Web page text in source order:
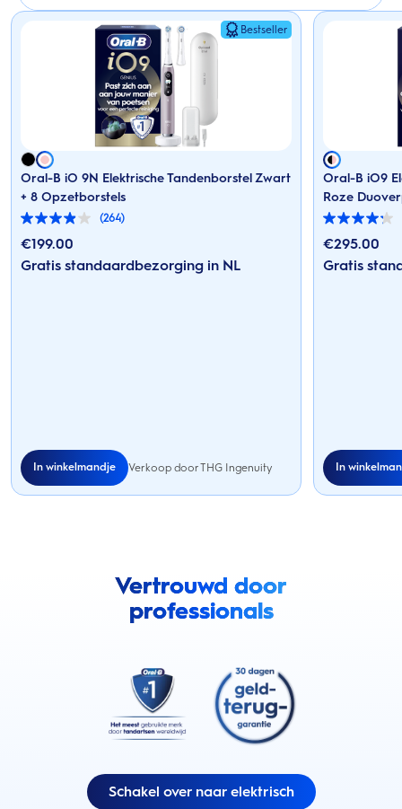
Bestseller
Oral-B iO 9N Elektrische Tandenborstel Zwart
+ 8 Opzetborstels
(264)
3.9
van
de
5
€199.00
Gratis standaardbezorging in NL
In winkelmandje Verkoop door THG Ingenuity
Oral-B iO9
Roze
4.2
van
de
5
€295.00
Gratis
In
Vertrouwd door
professionals
Schakel over naar elektrisch